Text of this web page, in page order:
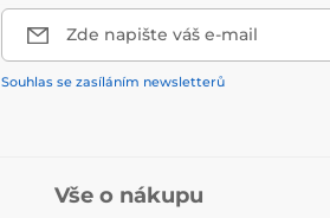
Zde napište váš e-mail
Souhlas se zasíláním newsletterů
Vše o nákupu